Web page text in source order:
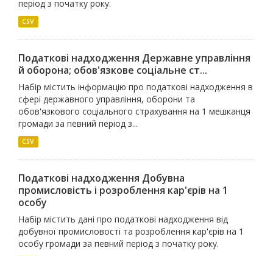
період з початку року.
CSV
Податкові надходження Державне управлiння
й оборона; обов'язкове соцiальне ст...
Набір містить інформацію про податкові надходження в
сфері державного управління, оборони та
обов'язкового соціального страхування на 1 мешканця
громади за певний період з...
CSV
Податкові надходження Добувна
промисловiсть i розроблення кар'єрiв на 1
особу
Набір містить дані про податкові надходження від
добувної промисловості та розроблення кар'єрів на 1
особу громади за певний період з початку року.